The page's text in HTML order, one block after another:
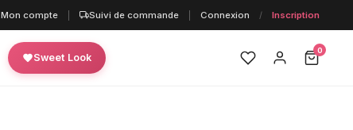
Mon compte Suivi de commande Connexion / Inscription
Sweet Look
0